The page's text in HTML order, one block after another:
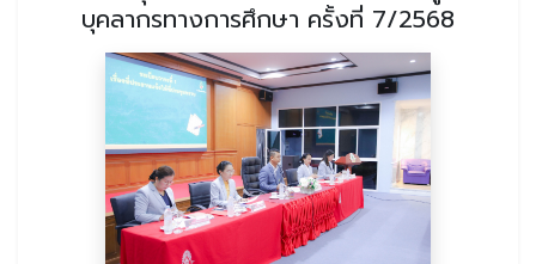
บุคลากรทางการศึกษา ครั้งที่ 7/2568